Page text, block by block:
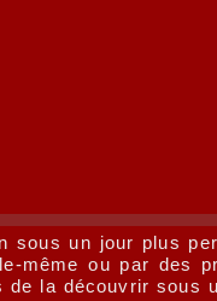
sous un jour plus
même ou par des
de la découvrir sous